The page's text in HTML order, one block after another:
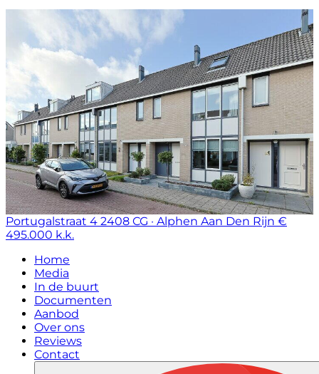
Portugalstraat 4 2408 CG · Alphen Aan Den Rijn €
495.000 k.k.
Home
Media
In de buurt
Documenten
Aanbod
Over ons
Reviews
Contact